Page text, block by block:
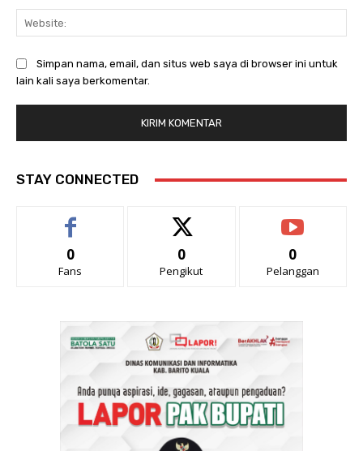
Simpan nama, email, dan situs web saya di browser ini untuk
lain kali saya berkomentar.
STAY CONNECTED
0
Fans
0
Pengikut
0
Pelanggan